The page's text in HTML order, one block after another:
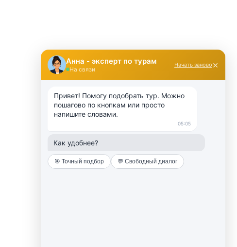
Анна - эксперт по турам
На связи
Начать заново ×
Привет! Помогу подобрать тур. Можно
пошагово по кнопкам или просто
напишите словами.
05:05
Как удобнее?
🎯 Точный подбор 💬 Свободный диалог